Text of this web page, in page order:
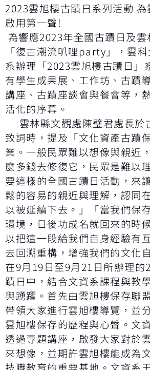
2023雲旭樓古蹟日系列活動
啟用第一聲!
為響應2023年全國古蹟日及雲
「復古潮流叭哩party」，雲
系辦理「2023雲旭樓古蹟日」
有學生成果展、工作坊、古蹟
講座、古蹟座談會與餐會等，
活化的序幕。
雲林縣文觀處陳璧君處長於
致詞時，提及「文化資產古蹟
業。一般民眾難以想像與親近
麼多錢去修復它，民眾是難以
要這樣的全國古蹟日活動，來
鬆的容易的親近與理解，認同
以被延續下去。」「當我們保
環境，日後功成名就回來的時
以把這一段給我們自身經驗有
去回溯重構，增強我們的文化自
在9月19日至9月21日所辦理的
蹟日中，結合文資系課程與教
與踴躍。首先由雲旭樓保存聯
帶領大家進行雲旭樓導覽，並
雲旭樓保存的歷程與心聲。文
透過專題講座，啟發大家對於
來想像，並期許雲旭樓能成為